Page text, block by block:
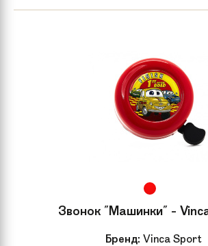
Звонок "Машинки" -
Бренд: Vinca Sport